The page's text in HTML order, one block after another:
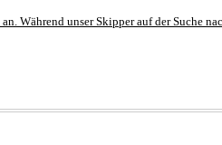
unser Skipper auf der Suche